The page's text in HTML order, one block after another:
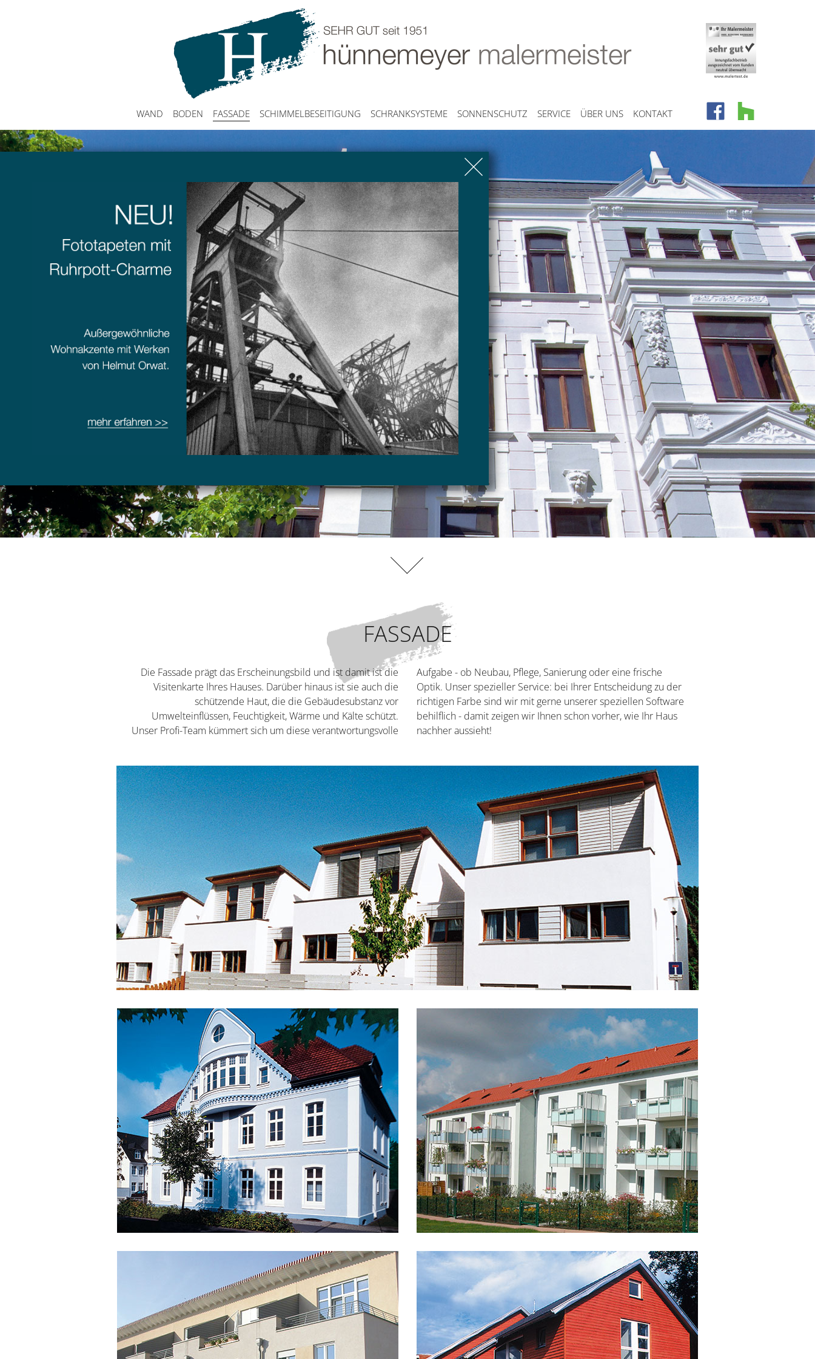
WAND BODEN FASSADE SCHIMMELBESEITIGUNG SCHRANKSYSTEME SONNENSCHUTZ SERVICE ÜBER UNS KONTAKT
FASSADE
Die Fassade prägt das Erscheinungsbild und ist damit ist die
Visitenkarte Ihres Hauses. Darüber hinaus ist sie auch die
schützende Haut, die die Gebäudesubstanz vor
Umwelteinflüssen, Feuchtigkeit, Wärme und Kälte schützt.
Unser Profi-Team kümmert sich um diese verantwortungsvolle
Aufgabe - ob Neubau, Pflege, Sanierung oder eine frische
Optik. Unser spezieller Service: bei Ihrer Entscheidung zu der
richtigen Farbe sind wir mit gerne unserer speziellen Software
behilflich - damit zeigen wir Ihnen schon vorher, wie Ihr Haus
nachher aussieht!